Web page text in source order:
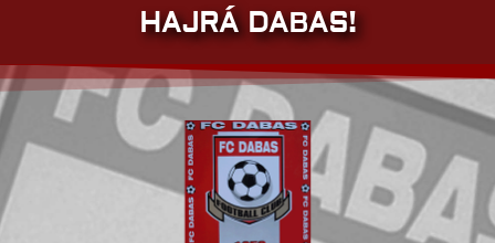
HAJRÁ DABAS!